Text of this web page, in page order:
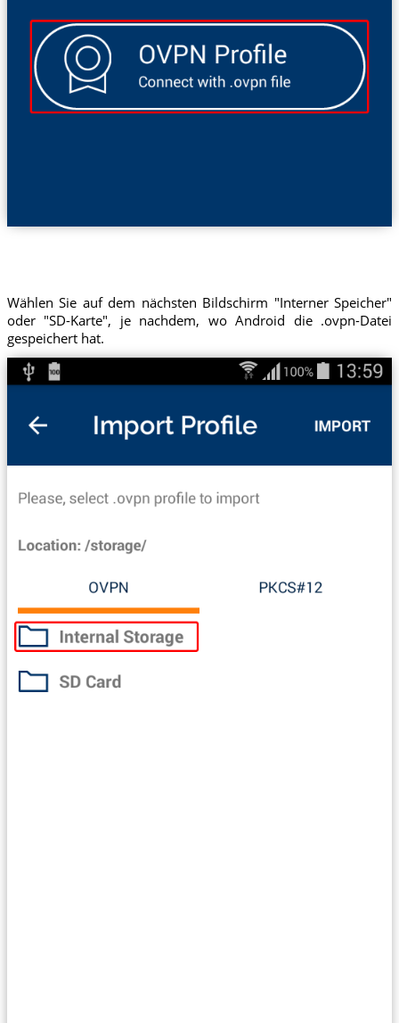
Wählen Sie auf dem nächsten Bildschirm "Interner Speicher"
oder "SD-Karte", je nachdem, wo Android die .ovpn-Datei
gespeichert hat.